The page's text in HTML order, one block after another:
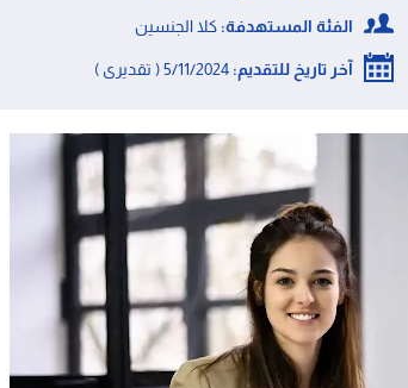
الفئة المستهدفة: كلا الجنسين
آخر تاريخ للتقديم: